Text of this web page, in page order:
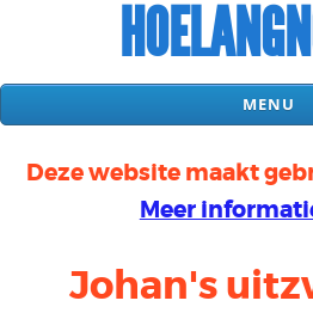
MENU
Deze website maakt
Meer
Johan's